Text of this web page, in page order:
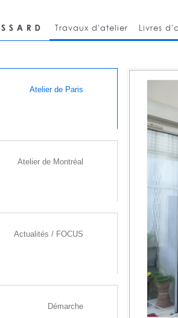
Travaux d'atelier Livres
Atelier de Paris
Atelier de Montréal
Actualités / FOCUS
Démarche